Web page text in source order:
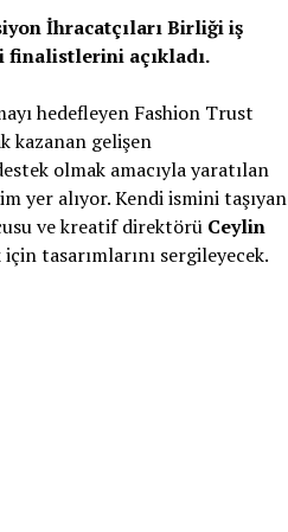
İhracatçıları Birliği iş
finalistlerini açıkladı.
hedefleyen Fashion Trust
kazanan gelişen
olmak amacıyla yaratılan
yer alıyor. Kendi ismini taşıyan
ve kreatif direktörü Ceylin
tasarımlarını sergileyecek.